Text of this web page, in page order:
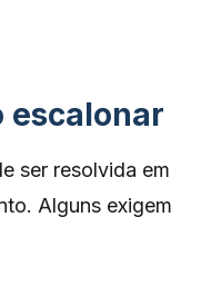
escalonar
ser resolvida em
Alguns exigem